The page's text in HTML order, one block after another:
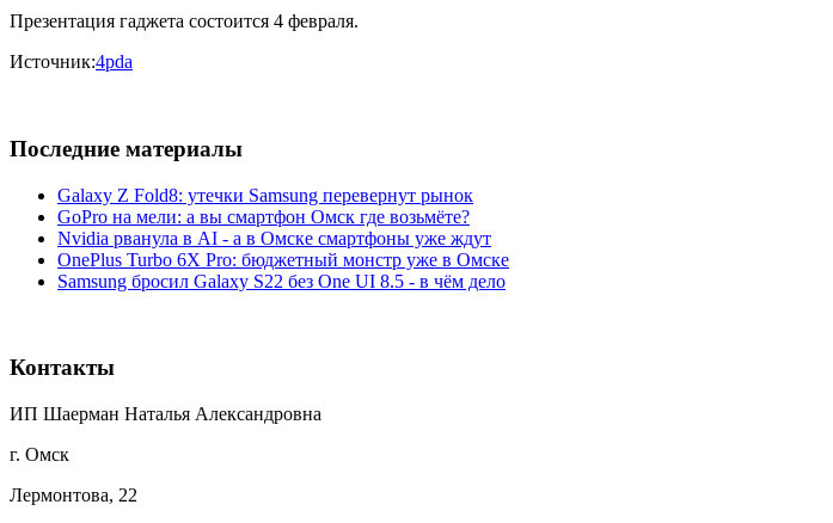
Презентация гаджета состоится 4 февраля.
Источник:4pda
Последние материалы
Galaxy Z Fold8: утечки Samsung перевернут рынок
GoPro на мели: а вы смартфон Омск где возьмёте?
Nvidia рванула в AI - а в Омске смартфоны уже ждут
OnePlus Turbo 6X Pro: бюджетный монстр уже в Омске
Samsung бросил Galaxy S22 без One UI 8.5 - в чём дело
Контакты
ИП Шаерман Наталья Александровна
г. Омск
Лермонтова, 22